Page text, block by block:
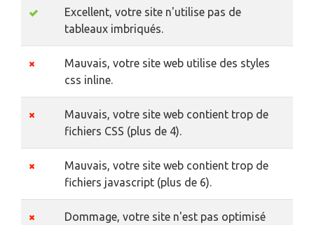
Excellent, votre site n'utilise pas de
tableaux imbriqués.
Mauvais, votre site web utilise des styles
css inline.
Mauvais, votre site web contient trop de
fichiers CSS (plus de 4).
Mauvais, votre site web contient trop de
fichiers javascript (plus de 6).
Dommage, votre site n'est pas optimisé